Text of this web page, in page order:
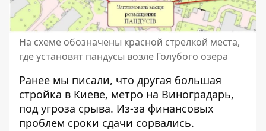
На схеме обозначены красной стрелкой места,
где установят пандусы возле Голубого озера
Ранее мы писали, что другая большая
стройка в Киеве, метро на Виноградарь,
под угроза срыва. Из-за финансовых
проблем сроки сдачи сорвались.